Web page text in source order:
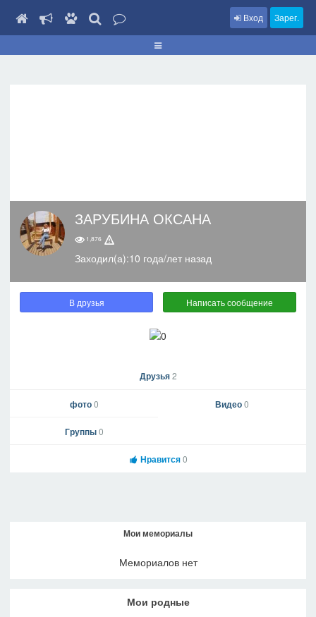
Вход Зарег.
ЗАРУБИНА ОКСАНА
1,876
Заходил(а):10 года/лет назад
В друзья Написать сообщение
Друзья2
фото0 Видео0
Группы0
Нравится0
Мои мемориалы
Мемориалов нет
Мои родные